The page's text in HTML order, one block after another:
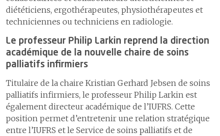
diététiciens, ergothérapeutes, physiothérapeutes et
techniciennes ou techniciens en radiologie.
Le professeur Philip Larkin reprend la direction
académique de la nouvelle chaire de soins
palliatifs infirmiers
Titulaire de la chaire Kristian Gerhard Jebsen de soins
palliatifs infirmiers, le professeur Philip Larkin est
également directeur académique de l’IUFRS. Cette
position permet d’entretenir une relation stratégique
entre l’IUFRS et le Service de soins palliatifs et de